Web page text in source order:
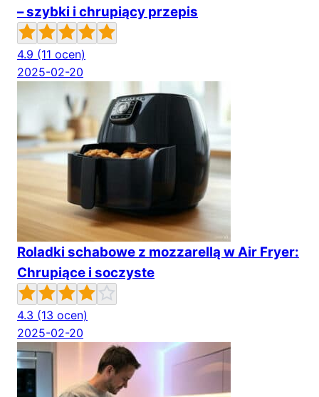
– szybki i chrupiący przepis
4.9 (11 ocen)
2025-02-20
Roladki schabowe z mozzarellą w Air Fryer:
Chrupiące i soczyste
4.3 (13 ocen)
2025-02-20